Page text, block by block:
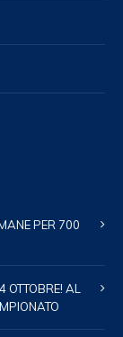
PER 700
AL